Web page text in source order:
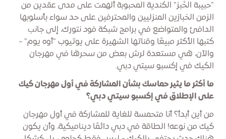
"حبيبة الخَبز" الكندية المحبوبة ألهمت على مدى عقدين من
الزمن الخبازين المنزليين والمحترفين على حد سواء بأسلوبها
الدافئ والمتواضع في برامج شبكة فود نتورك، إلى جانب
كتبها الأكثر مبيعًا وقناتها الشهيرة على يوتيوب "أوه يوم" -
والآن، هي مستعدة لرش بعض من سحرها في مهرجان
الكيك في إكسبو سيتي دبي.
ما أكثر ما يثير حماسك بشأن المشاركة في أول مهرجان كيك
على الإطلاق في إكسبو سيتي دبي؟
من أين أبدأ؟ أنا متحمسة للغاية للمشاركة في أول مهرجان
كيك من نوعه! الطاقة في دبي دائمًا ديناميكية، وأن يكون